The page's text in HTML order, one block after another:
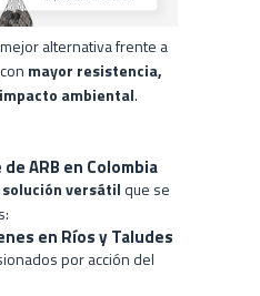
alternativa frente a
mayor resistencia,
ambiental.
ARB en Colombia
solución versátilque se
en Ríos y Taludes
por acción del